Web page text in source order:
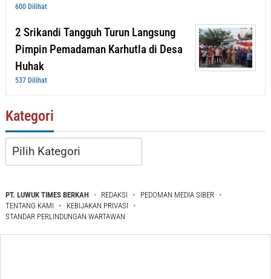
600 Dilihat
2 Srikandi Tangguh Turun Langsung
Pimpin Pemadaman Karhutla di Desa
Huhak
537 Dilihat
Kategori
Kategori
PT. LUWUK TIMES BERKAH REDAKSI
PEDOMAN MEDIA SIBER
TENTANG KAMI
KEBIJAKAN PRIVASI
STANDAR PERLINDUNGAN WARTAWAN